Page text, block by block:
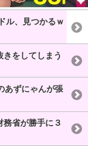
ル、見つかるｗ
きをしてしまう
あずにゃんが張
省が勝手に３